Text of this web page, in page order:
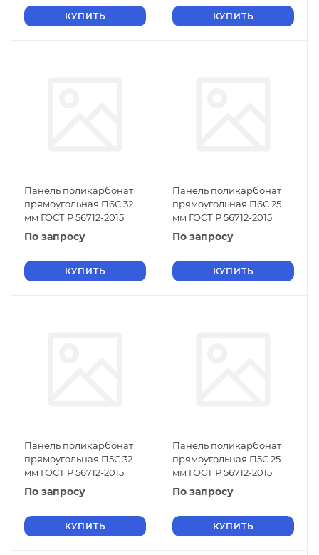
КУПИТЬ КУПИТЬ
Панель поликарбонат
прямоугольная П6С 32
мм ГОСТ Р 56712-2015
По запросу
КУПИТЬ
Панель поликарбонат
прямоугольная П6С 25
мм ГОСТ Р 56712-2015
По запросу
КУПИТЬ
Панель поликарбонат
прямоугольная П5С 32
мм ГОСТ Р 56712-2015
По запросу
КУПИТЬ
Панель поликарбонат
прямоугольная П5С 25
мм ГОСТ Р 56712-2015
По запросу
КУПИТЬ